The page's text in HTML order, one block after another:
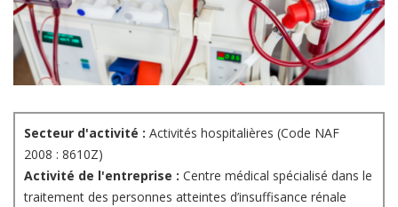
Secteur d'activité : Activités hospitalières (Code NAF
2008 : 8610Z)
Activité de l'entreprise : Centre médical spécialisé dans le
traitement des personnes atteintes d’insuffisance rénale